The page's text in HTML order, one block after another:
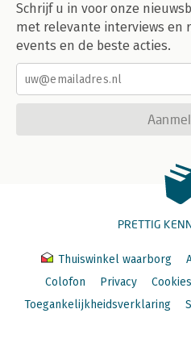
Schrijf u in voor onze
met relevante interviews en
events en de beste acties.
PRETTIG
Thuiswinkel waarborg
Colofon
Privacy Cookies
Toegankelijkheidsverklaring